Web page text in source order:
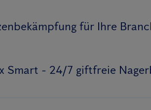
für Ihre
Smart - 24/7 giftfreie